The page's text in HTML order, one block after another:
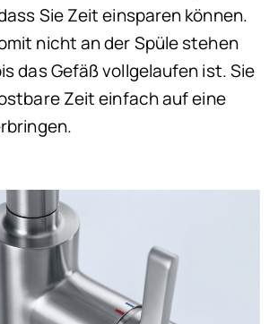
Sie Zeit einsparen können.
nicht an der Spüle stehen
das Gefäß vollgelaufen ist. Sie
Zeit einfach auf eine